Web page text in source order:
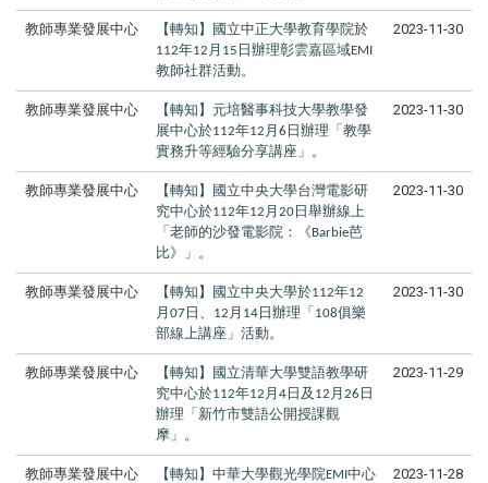
教師專業發展中心 【轉知】國立中正大學教育學院於
112年12 月 15 日辦理彰雲嘉區域EMI
教師社群活動。
2023-11-30
教師專業發展中心
【轉知】元培醫事科技大學教學發
展中心於112年12 月 6 日辦理「教學
實務升等經驗分享講座」。
2023-11-30
教師專業發展中心
【轉知】國立中央大學台灣電影研
究中心於112年12 月 20 日舉辦線上
「老師的沙發電影院：《Barbie芭
比》」。
2023-11-30
教師專業發展中心 【轉知】國立中央大學於112年12
月 07 日、 12 月 14 日辦理「 108俱樂
部線上講座」活動。
2023-11-30
教師專業發展中心
【轉知】國立清華大學雙語教學研
究中心於112年12 月 4 日及 12 月 26 日
辦理「新竹市雙語公開授課觀
摩」。
2023-11-29
教師專業發展中心 【轉知】中華大學觀光學院EMI中心
2023-11-28